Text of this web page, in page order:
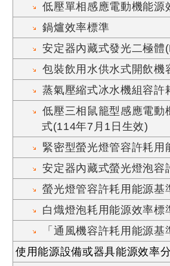
低壓單相感應電動機能源
鍋爐效率標準
安定器內藏式發光二極
包裝飲用水供水式開飲機
蒸氣壓縮式冰水機組容許
低壓三相鼠籠型感應電動
式(114年7月1日生效)
緊密型螢光燈管容許耗
安定器內藏式螢光燈泡容
螢光燈管容許耗用能源
白熾燈泡耗用能源效率標
「通風機容許耗用能源
使用能源設備或器具能源效率